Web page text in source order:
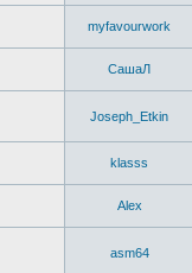
myfavourwork
СашаЛ
Joseph_Etkin
klasss
Alex
asm64